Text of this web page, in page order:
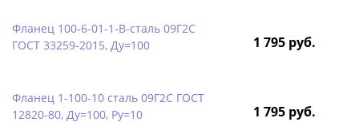
Фланец 100-6-01-1-B-сталь 09Г2С
ГОСТ 33259-2015, Ду=100
1 795 руб.
Фланец 1-100-10 сталь 09Г2С ГОСТ
12820-80, Ду=100, Ру=10
1 795 руб.